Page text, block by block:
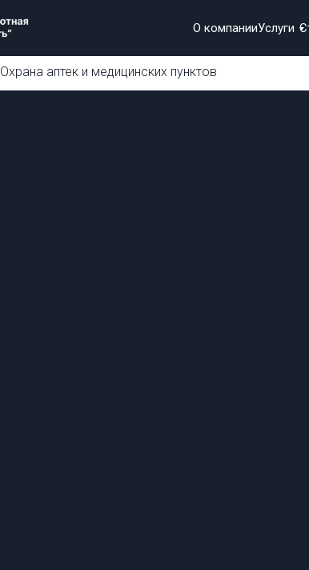
О компанииУслуги
Охрана аптек и медицинских пунктов